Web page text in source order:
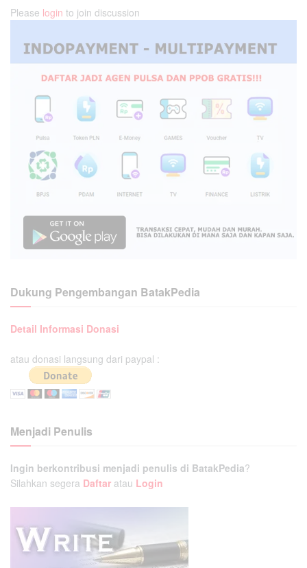
Please login to join discussion
Dukung Pengembangan BatakPedia
Detail Informasi Donasi
atau donasi langsung dari paypal :
Menjadi Penulis
Ingin berkontribusi menjadi penulis di BatakPedia?
Silahkan segera Daftar atau Login